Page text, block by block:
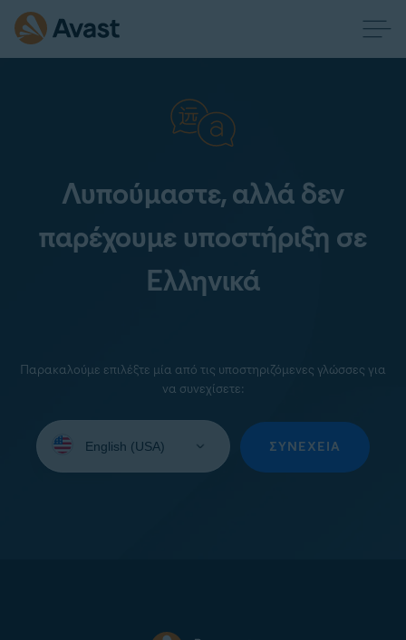
Λυπούμαστε, αλλά δεν
παρέχουμε υποστήριξη σε
Ελληνικά
Παρακαλούμε επιλέξτε μία από τις υποστηριζόμενες γλώσσες για
να συνεχίσετε:
your
ΣΥΝΈΧΕΙΑ